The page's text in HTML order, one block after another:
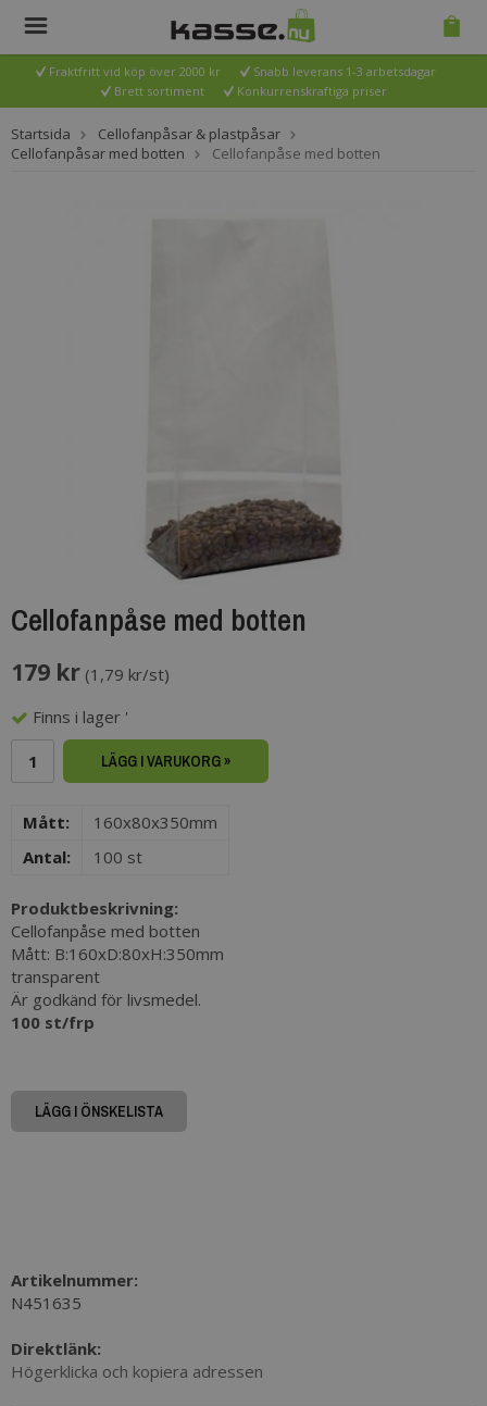
Fraktfritt vid köp över 2000 kr
Snabb leverans 1-3 arbetsdagar
Brett sortiment
Konkurrenskraftiga priser
Startsida
Cellofanpåsar & plastpåsar
Cellofanpåsar med botten
Cellofanpåse med botten
Cellofanpåse med botten
179 kr (1,79 kr/st)
Finns i lager '
LÄGG I VARUKORG »
Mått:
160x80x350mm
Antal:
100 st
Produktbeskrivning:
Cellofanpåse med botten
Mått: B:160xD:80xH:350mm
transparent
Är godkänd för livsmedel.
100 st/frp
LÄGG I ÖNSKELISTA
Artikelnummer:
N451635
Direktlänk:
Högerklicka och kopiera adressen